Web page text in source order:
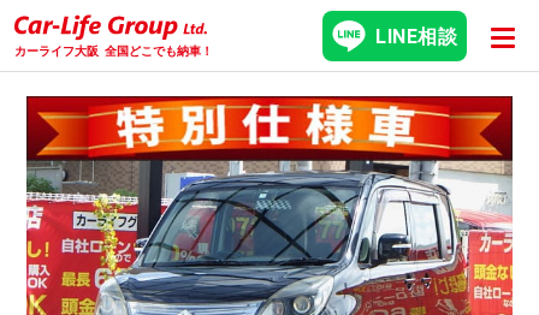
カーライフ大阪 全国どこでも納車！
LINE相談